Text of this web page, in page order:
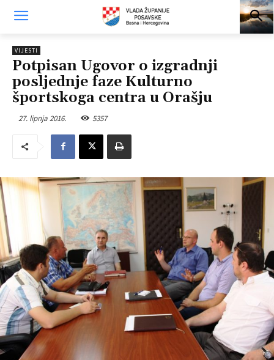
VIJESTI
Potpisan Ugovor o izgradnji
posljednje faze Kulturno
športskoga centra u Orašju
27. lipnja 2016. 5357